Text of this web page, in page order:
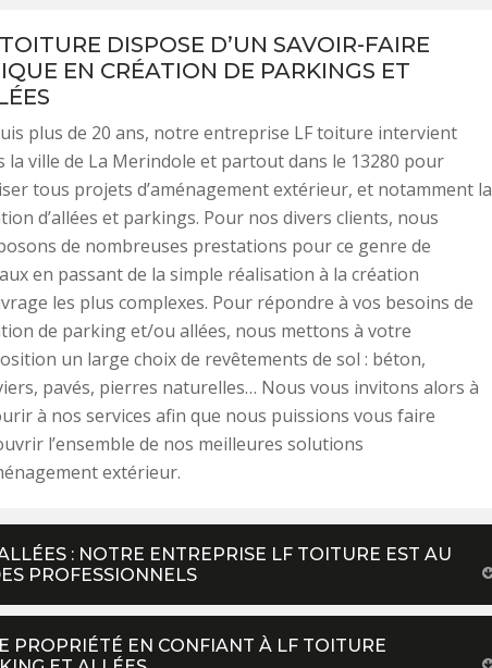
DISPOSE D’UN SAVOIR-FAIRE
EN CRÉATION DE PARKINGS ET
plus de 20 ans, notre entreprise LF toiture intervient
la ville de La Merindole et partout dans le 13280 pour
tous projets d’aménagement extérieur, et notamment la
d’allées et parkings. Pour nos divers clients, nous
de nombreuses prestations pour ce genre de
en passant de la simple réalisation à la création
les plus complexes. Pour répondre à vos besoins de
de parking et/ou allées, nous mettons à votre
un large choix de revêtements de sol : béton,
pavés, pierres naturelles… Nous vous invitons alors à
à nos services afin que nous puissions vous faire
l’ensemble de nos meilleures solutions
extérieur.
: NOTRE ENTREPRISE LF TOITURE EST AU
PROFESSIONNELS
PROPRIÉTÉ EN CONFIANT À LF TOITURE